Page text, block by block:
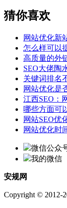
猜你喜欢
网站优化新
怎么样可以
高质量的外
SEO大佬陶
关键词排名
网站优化是
江西SEO：
哪些方面可
网站SEO优
网站优化时
微信公众
我的微信
安规网
Copyright © 2012-